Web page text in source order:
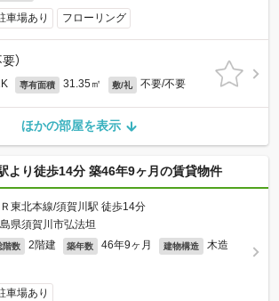
車場あり フローリング
）
専有面積 31.35㎡ 敷/礼 不要/不要
ほかの部屋を表示
より徒歩14分 築46年9ヶ月の賃貸物件
Ｒ東北本線/須賀川駅 徒歩14分
県須賀川市弘法坦
階数 2階建 築年数 46年9ヶ月 建物構造 木造
車場あり